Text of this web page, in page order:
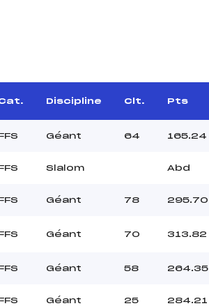
Discipline Clt. Pts
Géant 64 165.24
Slalom Abd
Géant 78 295.70
Géant 70 313.82
Géant 58 264.35
Géant 25 284.21